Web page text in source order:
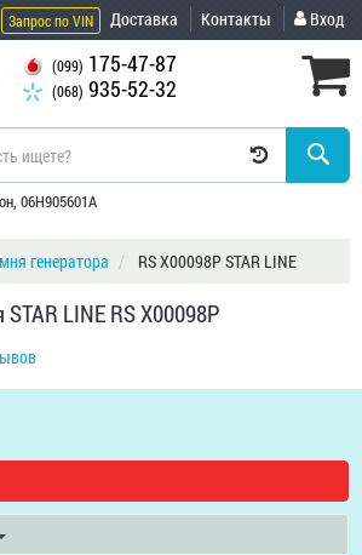
Запрос по VIN Доставка Контакты Вход
(099) 175-47-87
(068) 935-52-32
06H905601A
генератора RS X00098P STAR LINE
LINE RS X00098P